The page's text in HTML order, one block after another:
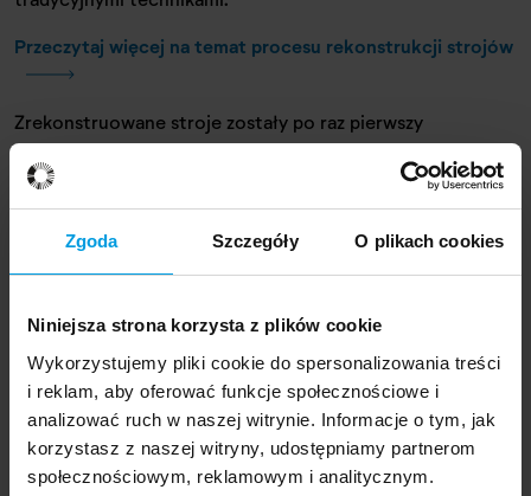
Zgoda Szczegóły O plikach cookies
Niniejsza strona korzysta z plików cookie
Wykorzystujemy pliki cookie do spersonalizowania treści
i reklam, aby oferować funkcje społecznościowe i
analizować ruch w naszej witrynie. Informacje o tym, jak
korzystasz z naszej witryny, udostępniamy partnerom
społecznościowym, reklamowym i analitycznym.
Przeczytaj więcej na temat procesu rekonstrukcji strojów
Zrekonstruowane stroje zostały po raz pierwszy
zaprezentowane publiczności jesienią ubiegłego roku
podczas pokazu w paryskim Luwrze. Następnie trafiły do
Muzeum im. Bodego w Berlinie, gdzie pokazano je w
ramach wystawy
„Dress to Impress. Reconstructions of
Pokaz mody sprzed wieków w
warszawskim Centrum Nauki Kopernik
Podczas wydarzenia w Centrum Nauki Kopernik –